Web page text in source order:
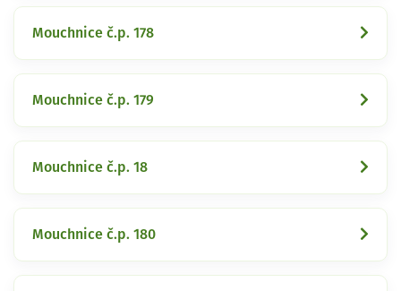
Mouchnice č.p. 178
Mouchnice č.p. 179
Mouchnice č.p. 18
Mouchnice č.p. 180